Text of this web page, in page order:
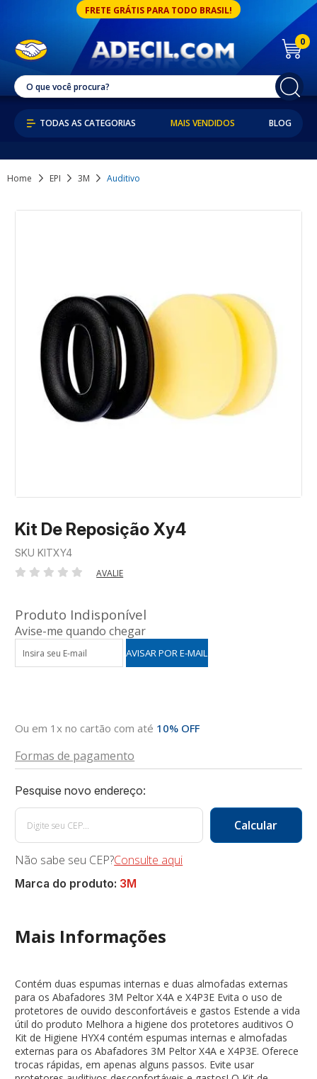
FRETE GRÁTIS PARA TODO BRASIL!
0
MAIS VENDIDOS BLOG
Home EPI 3M Auditivo
Kit De Reposição Xy4
SKU KITXY4
AVALIE
Produto Indisponível
Avise-me quando chegar
Ou em 1x no cartão com até 10% OFF
Formas de pagamento
Não sabe seu CEP?Consulte aqui
Marca do produto: 3M
Mais Informações
Contém duas espumas internas e duas almofadas externas
para os Abafadores 3M Peltor X4A e X4P3E Evita o uso de
protetores de ouvido desconfortáveis e gastos Estende a vida
útil do produto Melhora a higiene dos protetores auditivos O
Kit de Higiene HYX4 contém espumas internas e almofadas
externas para os Abafadores 3M Peltor X4A e X4P3E. Oferece
trocas rápidas, em apenas alguns passos. Evite usar